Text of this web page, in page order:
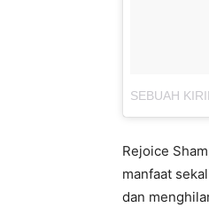
SEBUAH
Rejoice
manfaat
dan